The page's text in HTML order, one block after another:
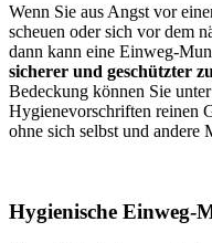
Wenn Sie aus Angst vor
scheuen oder sich vor dem
dann kann eine Einweg-
sicherer und geschützter
Bedeckung können Sie
Hygienevorschriften reinen
ohne sich selbst und andere
Hygienische Einweg-